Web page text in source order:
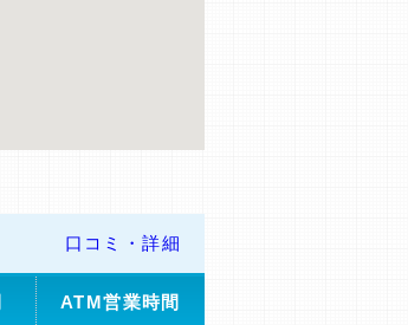
口コミ・詳細
ATM営業時間